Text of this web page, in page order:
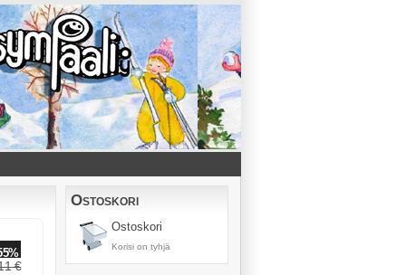
%
€
Ostoskori
Ostoskori
Korisi on tyhjä